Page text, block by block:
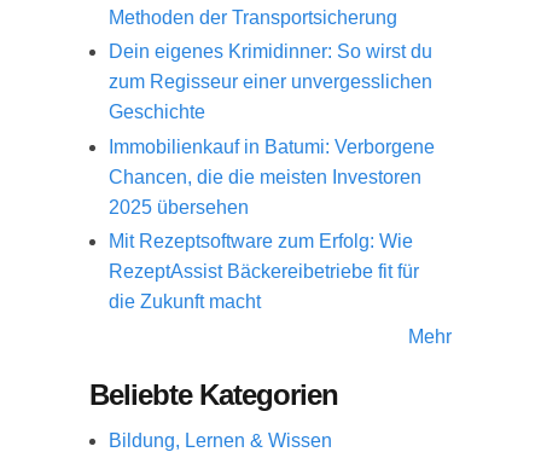
Methoden der Transportsicherung
Dein eigenes Krimidinner: So wirst du
zum Regisseur einer unvergesslichen
Geschichte
Immobilienkauf in Batumi: Verborgene
Chancen, die die meisten Investoren
2025 übersehen
Mit Rezeptsoftware zum Erfolg: Wie
RezeptAssist Bäckereibetriebe fit für
die Zukunft macht
Mehr
Beliebte Kategorien
Bildung, Lernen & Wissen